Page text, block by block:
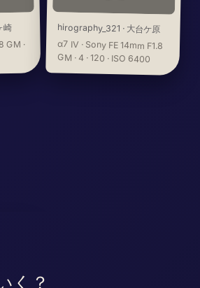
崎
GM ·
hirography_321 · 大台ケ原
α7 IV · Sony FE 14mm F1.8
GM · 4 · 120 · ISO 6400